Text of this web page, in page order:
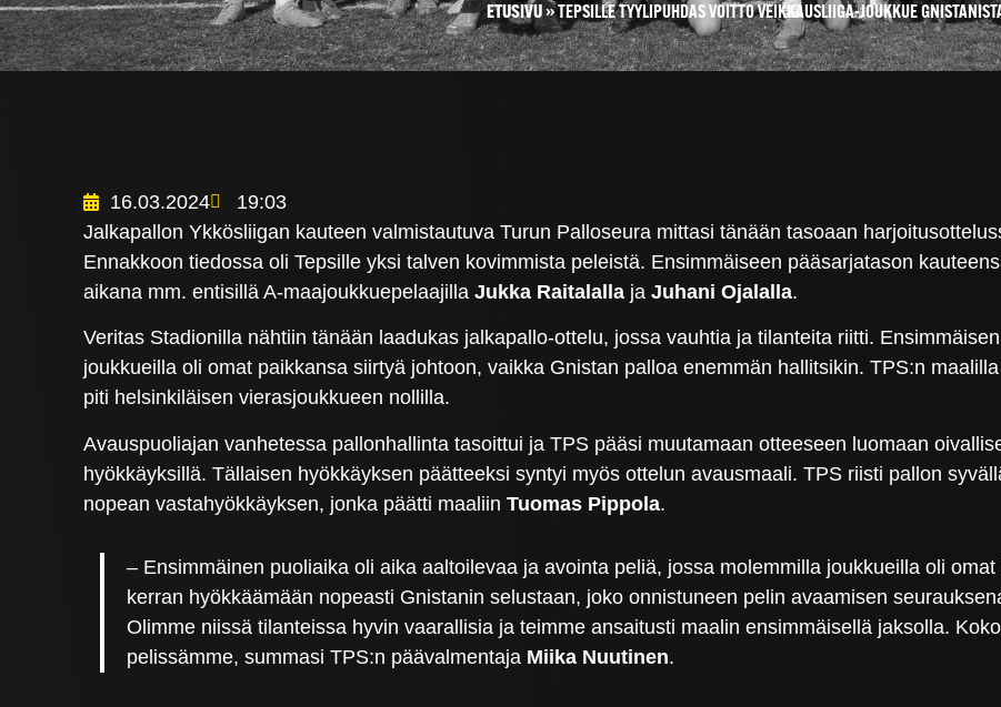
ETUSIVU»TEPSILLE TYYLIPUHDAS VOITTO VEIKKAUSLIIGA-JOUKKUE
16.03.2024
19:03
Jalkapallon Ykkösliigan kauteen valmistautuva Turun Palloseura mittasi tänään tasoaan
Ennakkoon tiedossa oli Tepsille yksi talven kovimmista peleistä. Ensimmäiseen pääsarjatason
aikana mm. entisillä A-maajoukkuepelaajillaJukka Raitalalla jaJuhani Ojalalla.
Veritas Stadionilla nähtiin tänään laadukas jalkapallo-ottelu, jossa vauhtia ja tilanteita riitti.
joukkueilla oli omat paikkansa siirtyä johtoon, vaikka Gnistan palloa enemmän hallitsikin. TPS:n maalilla
piti helsinkiläisen vierasjoukkueen nollilla.
Avauspuoliajan vanhetessa pallonhallinta tasoittui ja TPS pääsi muutamaan otteeseen luomaan
hyökkäyksillä. Tällaisen hyökkäyksen päätteeksi syntyi myös ottelun avausmaali. TPS riisti pallon
nopean vastahyökkäyksen, jonka päätti maaliinTuomas Pippola.
– Ensimmäinen puoliaika oli aika aaltoilevaa ja avointa peliä, jossa molemmilla joukkueilla oli
kerran hyökkäämään nopeasti Gnistanin selustaan, joko onnistuneen pelin avaamisen
Olimme niissä tilanteissa hyvin vaarallisia ja teimme ansaitusti maalin ensimmäisellä jaksolla.
pelissämme, summasi TPS:n päävalmentaja Miika Nuutinen.